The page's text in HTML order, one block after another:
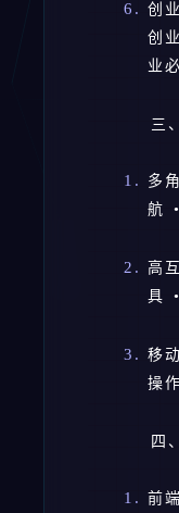
创
创
业
三
多
航
高
具
移
操
四
前